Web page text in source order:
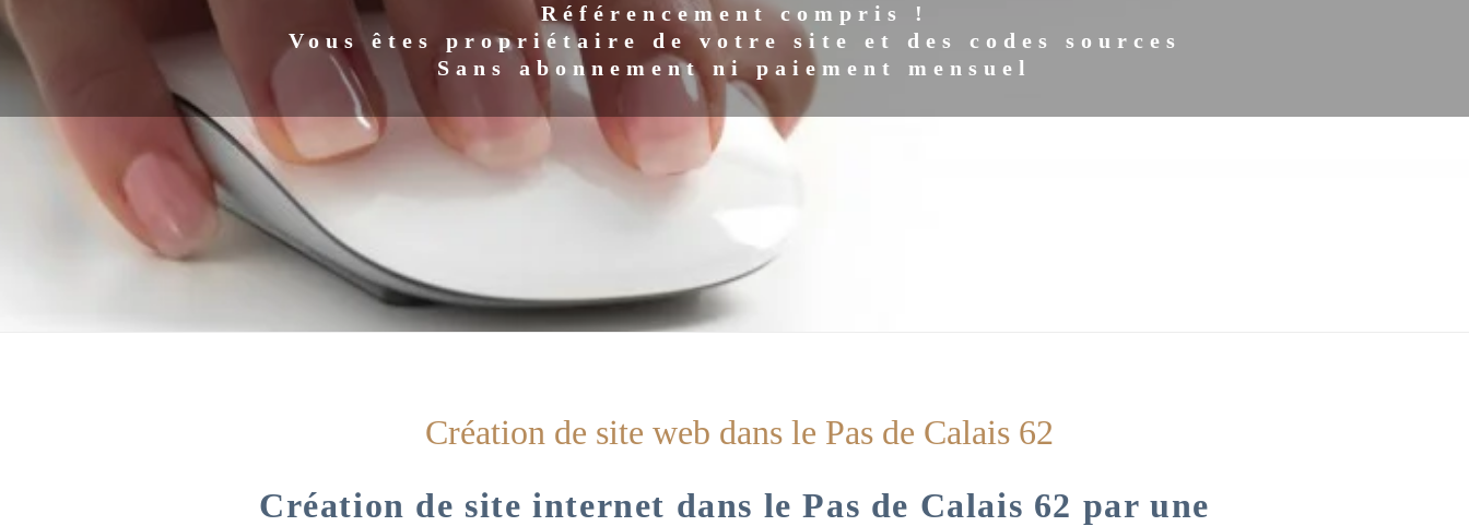
Référencement compris !
Vous êtes propriétaire de votre site et des codes sources
Sans abonnement ni paiement mensuel
Création de site web dans le Pas de Calais 62
Création de site internet dans le Pas de Calais 62 par une